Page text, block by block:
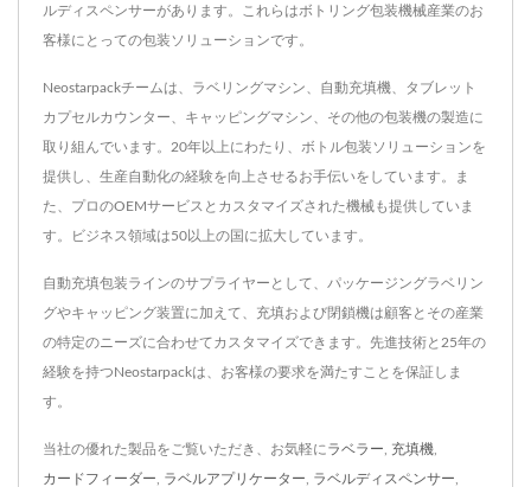
ルディスペンサーがあります。これらはボトリング包装機械産業のお
客様にとっての包装ソリューションです。
Neostarpackチームは、ラベリングマシン、自動充填機、タブレット
カプセルカウンター、キャッピングマシン、その他の包装機の製造に
取り組んでいます。20年以上にわたり、ボトル包装ソリューションを
提供し、生産自動化の経験を向上させるお手伝いをしています。ま
た、プロのOEMサービスとカスタマイズされた機械も提供していま
す。ビジネス領域は50以上の国に拡大しています。
自動充填包装ラインのサプライヤーとして、パッケージングラベリン
グやキャッピング装置に加えて、充填および閉鎖機は顧客とその産業
の特定のニーズに合わせてカスタマイズできます。先進技術と25年の
経験を持つNeostarpackは、お客様の要求を満たすことを保証しま
す。
当社の優れた製品をご覧いただき、お気軽にラベラー 充填機
カードフィーダー ラベルアプリケーター ラベルディスペンサー